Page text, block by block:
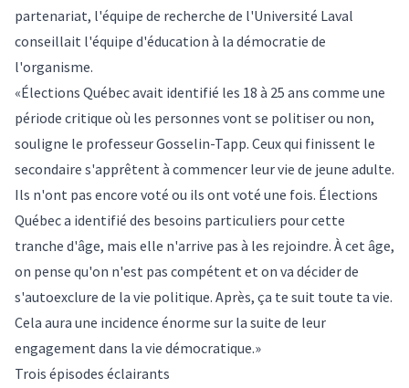
partenariat, l'équipe de recherche de l'Université Laval
conseillait l'équipe d'éducation à la démocratie de
l'organisme.
«Élections Québec avait identifié les 18 à 25 ans comme une
période critique où les personnes vont se politiser ou non,
souligne le professeur Gosselin-Tapp. Ceux qui finissent le
secondaire s'apprêtent à commencer leur vie de jeune adulte.
Ils n'ont pas encore voté ou ils ont voté une fois. Élections
Québec a identifié des besoins particuliers pour cette
tranche d'âge, mais elle n'arrive pas à les rejoindre. À cet âge,
on pense qu'on n'est pas compétent et on va décider de
s'autoexclure de la vie politique. Après, ça te suit toute ta vie.
Cela aura une incidence énorme sur la suite de leur
engagement dans la vie démocratique.»
Trois épisodes éclairants